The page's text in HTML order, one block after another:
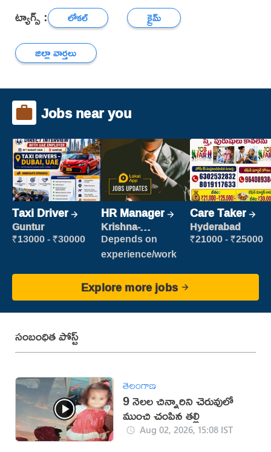
ట్యాగ్స్ : లోకల్
క్రైమ్
జిల్లా వార్తలు
Jobs near you
Taxi Driver
Guntur
₹13000 - ₹30000
HR Manager
Krishna-
vijayawada
Depends on
experience/work
Care Taker
Hyderabad
₹21000 - ₹25000
Explore more jobs
సంబంధిత పోస్ట్
తెలంగాణ
9 నెలల చిన్నారిని చెరువులో
ముంచి చంపిన తల్లి
Aug 02, 2026, 15:08 IST